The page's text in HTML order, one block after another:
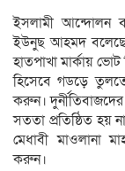
ইসলামী আন্দোলন
ইউনুছ আহমদ
হাতপাখা মার্কায়
হিসেবে গডড়ে তুলতে
করুন।
সততা প্রতিষ্ঠিত হয়
মেধাবী মাওলানা
করুন।